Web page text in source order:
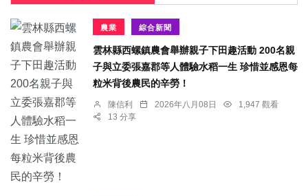
農業 綜合新聞
雲林縣西螺鎮農會舉辦親子下田趣活動 200名親
子與立委張嘉郡等人體驗水稻一生 珍惜並感恩每
粒米背後農民的辛勞！
陳信利 2026年八月08日
1,947 觀看
13 分享